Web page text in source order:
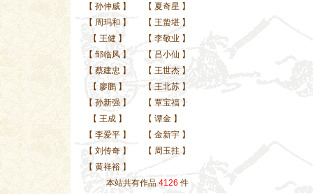
【 孙仲威】 【 夏奇星 】
【 周玛和 】 【 王蛰堪 】
【 王健】 【 李敬业 】
【 邹临风】 【 吕小仙 】
【 蔡建忠 】 【 王世杰 】
【 廖鹏】 【 王北苏 】
【 孙新强】 【 覃宝福 】
【 王成】 【 谭金 】
【 李爱平】 【 金新宇 】
【 刘传奇】 【 周玉拄 】
【 黄祥裕】
本站共有作品 4126 件